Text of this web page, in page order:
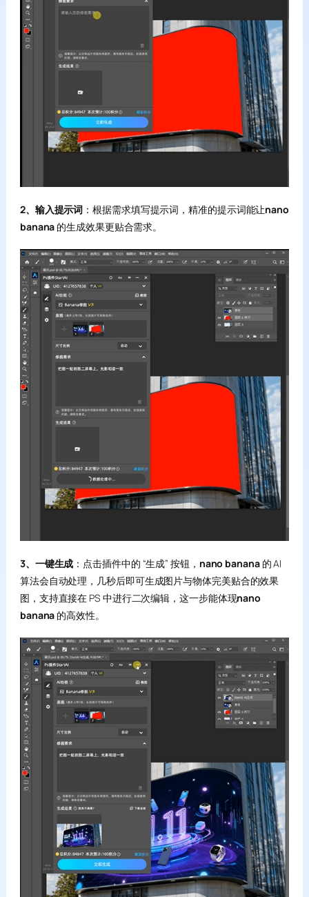
2、输入提示词 ：根据需求填写提示词，精准的提示词能让nano
banana 的生成效果更贴合需求。
3、一键生成 ：点击插件中的 “生成” 按钮， nano banana 的 AI
算法会自动处理，几秒后即可生成图片与物体完美贴合的效果
图，支持直接在 PS 中进行二次编辑，这一步能体现nano
banana 的高效性。